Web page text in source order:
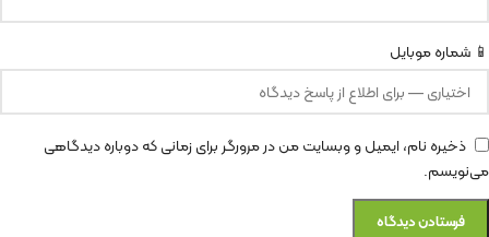
📱 شماره موبایل
ذخیره نام، ایمیل و وبسایت من در مرورگر برای زمانی که دوباره دیدگاهی
می‌نویسم.